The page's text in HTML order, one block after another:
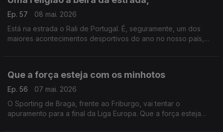
Ep. 57
08 mai. 2026
Está na estrada o Rali de Portugal. É, seguramente, um dos
maiores acontecimentos desportivos do ano no nosso país,
Que a força esteja com os minhotos
Ep. 56
07 mai. 2026
O Sporting de Braga, frente ao Friburgo, vai tentar o
apuramento para a final da Liga Europa. Que a força esteja